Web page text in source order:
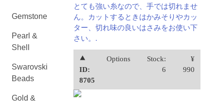
Gemstone
Pearl &
Shell
Swarovski
Beads
Gold &
とても強い糸なので、手では切れませ
ん。カットするときはかみそりやカッ
ター、切れ味の良いはさみをお使い下
さい。.
⯅
ID:
8705
Options
Stock:
6
¥
990